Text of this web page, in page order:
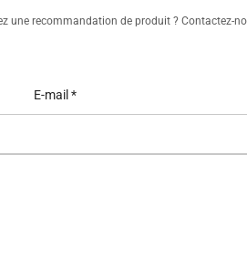
une recommandation de produit ? Contactez-